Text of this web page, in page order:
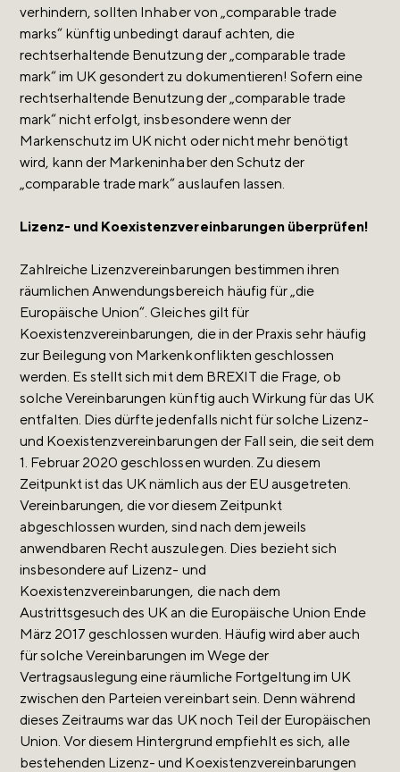
verhindern, sollten Inhaber von „comparable trade
marks“ künftig unbedingt darauf achten, die
rechtserhaltende Benutzung der „comparable trade
mark“ im UK gesondert zu dokumentieren! Sofern eine
rechtserhaltende Benutzung der „comparable trade
mark“ nicht erfolgt, insbesondere wenn der
Markenschutz im UK nicht oder nicht mehr benötigt
wird, kann der Markeninhaber den Schutz der
„comparable trade mark“ auslaufen lassen.
Lizenz- und Koexistenzvereinbarungen überprüfen!
Zahlreiche Lizenzvereinbarungen bestimmen ihren
räumlichen Anwendungsbereich häufig für „die
Europäische Union“. Gleiches gilt für
Koexistenzvereinbarungen, die in der Praxis sehr häufig
zur Beilegung von Markenkonflikten geschlossen
werden. Es stellt sich mit dem BREXIT die Frage, ob
solche Vereinbarungen künftig auch Wirkung für das UK
entfalten. Dies dürfte jedenfalls nicht für solche Lizenz-
und Koexistenzvereinbarungen der Fall sein, die seit dem
1. Februar 2020 geschlossen wurden. Zu diesem
Zeitpunkt ist das UK nämlich aus der EU ausgetreten.
Vereinbarungen, die vor diesem Zeitpunkt
abgeschlossen wurden, sind nach dem jeweils
anwendbaren Recht auszulegen. Dies bezieht sich
insbesondere auf Lizenz- und
Koexistenzvereinbarungen, die nach dem
Austrittsgesuch des UK an die Europäische Union Ende
März 2017 geschlossen wurden. Häufig wird aber auch
für solche Vereinbarungen im Wege der
Vertragsauslegung eine räumliche Fortgeltung im UK
zwischen den Parteien vereinbart sein. Denn während
dieses Zeitraums war das UK noch Teil der Europäischen
Union. Vor diesem Hintergrund empfiehlt es sich, alle
bestehenden Lizenz- und Koexistenzvereinbarungen